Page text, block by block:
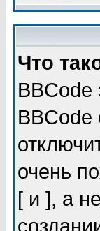
Что
BBCode
BBCode
очень
[ и ], а